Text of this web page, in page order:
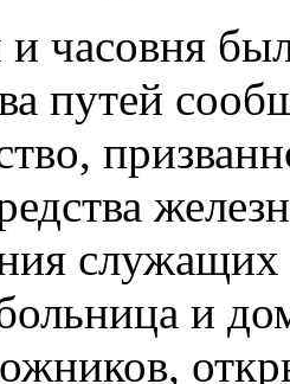
часовня
путей
и